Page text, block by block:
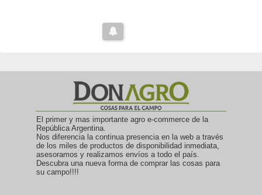
El primer y mas importante agro e-commerce de la
República Argentina.
Nos diferencia la continua presencia en la web a través
de los miles de productos de disponibilidad inmediata,
asesoramos y realizamos envíos a todo el país.
Descubra una nueva forma de comprar las cosas para
su campo!!!!